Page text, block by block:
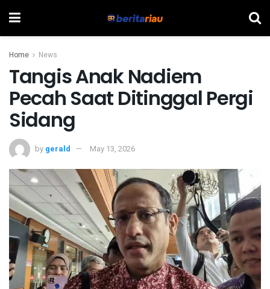
Home News
Tangis Anak Nadiem
Pecah Saat Ditinggal Pergi
Sidang
by gerald May 13, 2026